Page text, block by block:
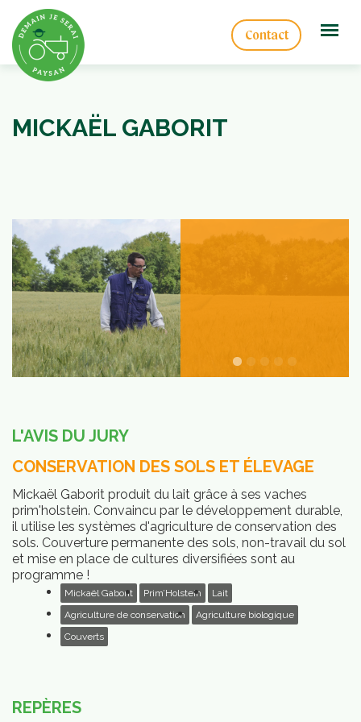
Contact
MICKAËL GABORIT
L'AVIS DU JURY
CONSERVATION DES SOLS ET ÉLEVAGE
Mickaël Gaborit produit du lait grâce à ses vaches
prim'holstein. Convaincu par le développement durable,
il utilise les systèmes d'agriculture de conservation des
sols. Couverture permanente des sols, non-travail du sol
et mise en place de cultures diversifiées sont au
programme !
Mickaël Gaborit Prim’Holstein
Lait
Agriculture de conservation
Agriculture biologique
Couverts
REPÈRES